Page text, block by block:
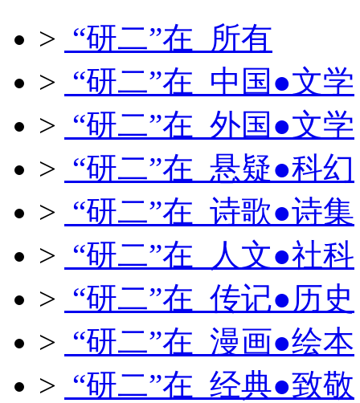
> “研二”在 所有
> “研二”在 中国●文学
> “研二”在 外国●文学
> “研二”在 悬疑●科幻
> “研二”在 诗歌●诗集
> “研二”在 人文●社科
> “研二”在 传记●历史
> “研二”在 漫画●绘本
> “研二”在 经典●致敬